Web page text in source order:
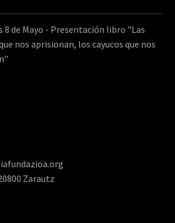
8 de Mayo - Presentación libro "Las
nos aprisionan, los cayucos que nos
Zarautz